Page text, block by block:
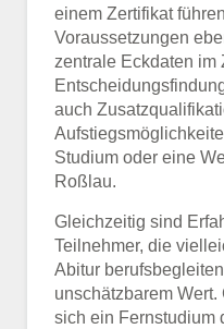
einem Zertifikat
Voraussetzungen
zentrale Eckdaten im
auch
Studium oder eine
Roßlau.
Gleichzeitig sind
Teilnehmer, die
Abitur
unschätzbarem
sich ein Fernstudium